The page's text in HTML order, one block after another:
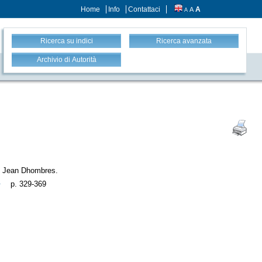
Home Info Contattaci A A A
Ricerca su indici Ricerca avanzata
Archivio di Autorità